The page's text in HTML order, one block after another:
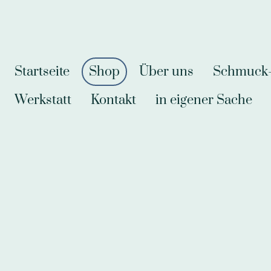
Startseite Shop Über uns
Werkstatt
Kontakt in eigener Sache